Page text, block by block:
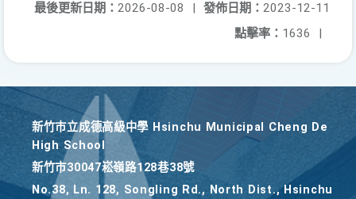
發佈日期： 2023-12-11
最後更新日期： 2026-08-08
|
點擊率： 1636 |
新竹巿立成德高級中學 Hsinchu Municipal Cheng De
High School
新竹巿30047崧嶺路128巷38號
No.38, Ln. 128, Songling Rd., North Dist., Hsinchu